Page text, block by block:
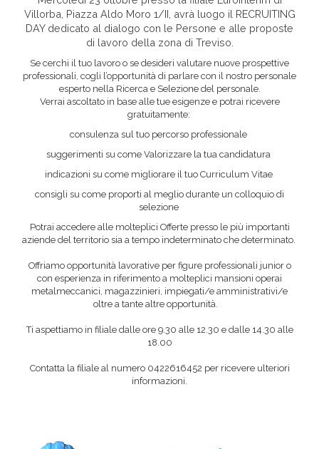
INVIA CV
Villorba, Piazza Aldo Moro 1/II, avrà luogo il RECRUITING
DAY dedicato al dialogo con le Persone e alle proposte
di lavoro della zona di Treviso.
Se cerchi il tuo lavoro o se desideri valutare nuove prospettive
professionali, cogli l’opportunità di parlare con il nostro personale
esperto nella Ricerca e Selezione del personale.
Verrai ascoltato in base alle tue esigenze e potrai ricevere
gratuitamente:
consulenza sul tuo percorso professionale
suggerimenti su come Valorizzare la tua candidatura
indicazioni su come migliorare il tuo Curriculum Vitae
consigli su come proporti al meglio durante un colloquio di
selezione
Potrai accedere alle molteplici Offerte presso le più importanti
aziende del territorio sia a tempo indeterminato che determinato.
Offriamo opportunità lavorative per figure professionali junior o
con esperienza in riferimento a molteplici mansioni operai
metalmeccanici, magazzinieri, impiegati/e amministrativi/e
oltre a tante altre opportunità.
Ti aspettiamo in filiale dalle ore 9.30 alle 12.30 e dalle 14.30 alle
18.00
Contatta la filiale al numero 0422616452 per ricevere ulteriori
informazioni.